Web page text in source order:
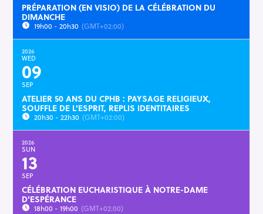
PRÉPARATION (EN VISIO) DE LA CÉLÉBRATION DU
DIMANCHE
19h00 - 20h30 (GMT+02:00)
2026
WED
09
SEP
ATELIER 50 ANS DU CPHB : PAYSAGE RELIGIEUX,
SOUFFLE DE L'ESPRIT, REPLIS IDENTITAIRES
20h30 - 22h30 (GMT+02:00)
2026
SUN
13
SEP
CÉLÉBRATION EUCHARISTIQUE À NOTRE-DAME
D'ESPÉRANCE
18h00 - 19h00 (GMT+02:00)